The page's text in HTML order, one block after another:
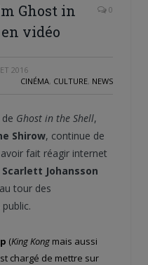
Ghost in
vidéo
0
2016
CINÉMA, CULTURE, NEWS
Ghost in the Shell,
Shirow, continue de
fait réagir internet
Scarlett Johansson
tour des
(King Kong mais aussi
chargé de mettre sur